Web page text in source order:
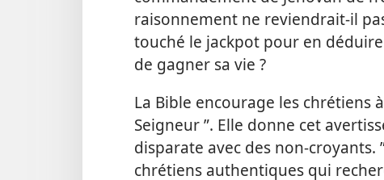
raisonnement ne reviendrait-​il
touché le jackpot pour en
de gagner sa vie ?
La Bible encourage les chrétiens
Seigneur ”. Elle donne cet
disparate avec des non-croyants.
chrétiens authentiques qui